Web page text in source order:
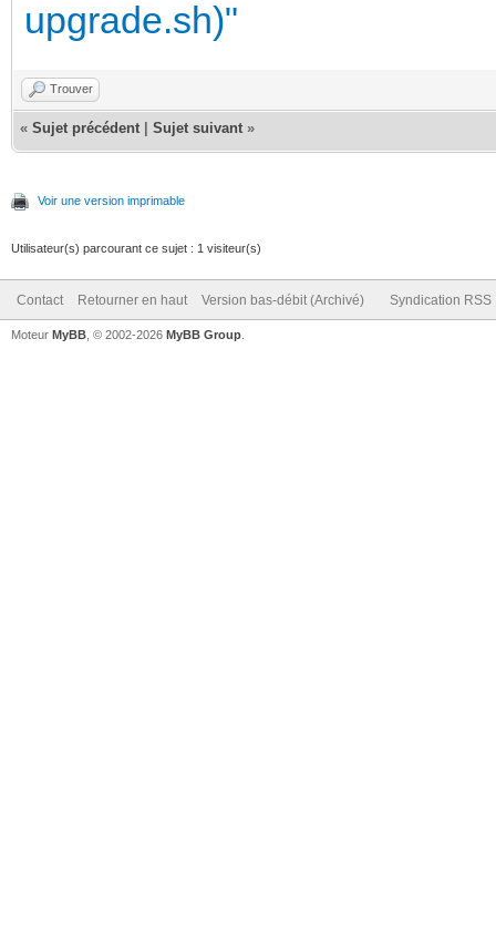
upgrade.sh)"
Trouver
« Sujet précédent Sujet suivant »
Voir une version imprimable
Utilisateur(s) parcourant ce sujet : 1 visiteur(s)
Contact Retourner en haut Version bas-débit (Archivé) Syndication RSS
Moteur MyBB , © 2002-2026 MyBB Group